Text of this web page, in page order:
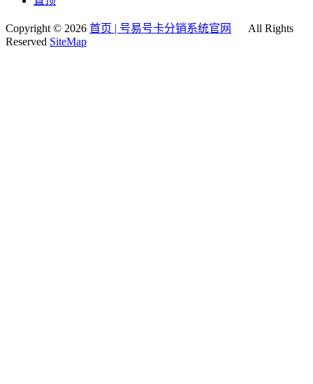
Copyright © 2026 首页 | 号易号卡分销系统官网
All Rights
Reserved SiteMap